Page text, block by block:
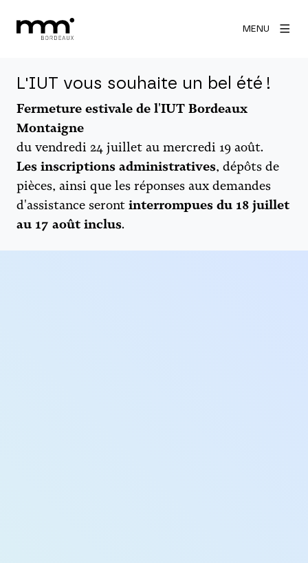
MENU
L'IUT vous souhaite un bel été !
Fermeture estivale de l'IUT Bordeaux
Montaigne
du vendredi 24 juillet au mercredi 19 août.
Les inscriptions administratives, dépôts de
pièces, ainsi que les réponses aux demandes
d'assistance seront interrompues du 18 juillet
au 17 août inclus.